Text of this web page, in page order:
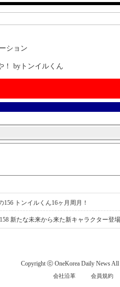
ション
！ byトンイルくん
156 トンイルくん16ヶ月周月！
新たな未来から来た新キャラクター登
Copyright ⓒ OneKorea Daily News All
会社沿革 会員規約